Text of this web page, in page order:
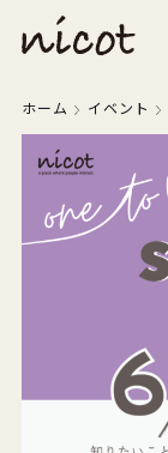
ホーム イベント